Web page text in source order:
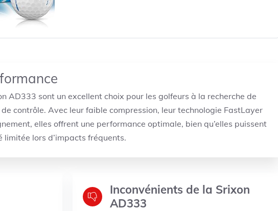
AD333 sont un excellent choix pour les golfeurs à la recherche de
contrôle. Avec leur faible compression, leur technologie FastLayer
elles offrent une performance optimale, bien qu’elles puissent
limitée lors d’impacts fréquents.
Inconvénients de la Srixon
AD333